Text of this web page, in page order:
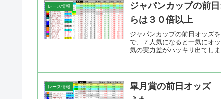
レース情報
ジャパンカップの前
らは３０倍以上
ジャパンカップの前日オッズ
で、７人気になると一気にオ
気の実力差がハッキリ出てし
レース情報
皐月賞の前日オッズ